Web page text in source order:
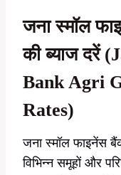
जना स्मॉल
की ब्याज दरें
Bank Agri
Rates)
जना स्मॉल फाइनेंस
विभिन्न समूहों और